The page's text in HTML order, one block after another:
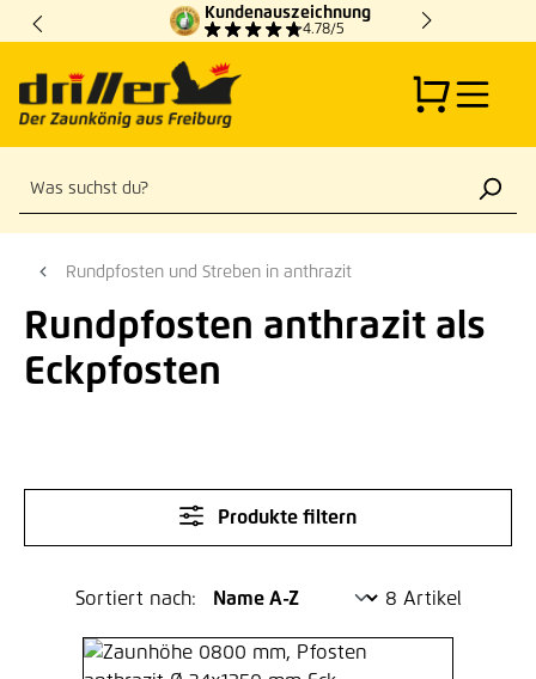
Zum Hauptinhalt springen
Kundenauszeichnung
4.78/5
Rundpfosten und Streben in anthrazit
Rundpfosten anthrazit als
Eckpfosten
Produkte filtern
Sortiert nach: 8 Artikel